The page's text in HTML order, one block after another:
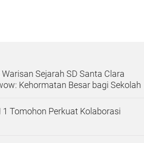
Sejarah SD Santa Clara
Kehormatan Besar bagi Sekolah
1 Tomohon Perkuat Kolaborasi